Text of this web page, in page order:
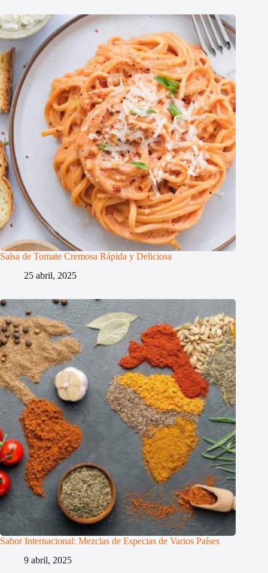
Salsa de Tomate Cremosa Rápida y Deliciosa
25 abril, 2025
Sabor Internacional: Mezclas de Especias de Varios Países
9 abril, 2025